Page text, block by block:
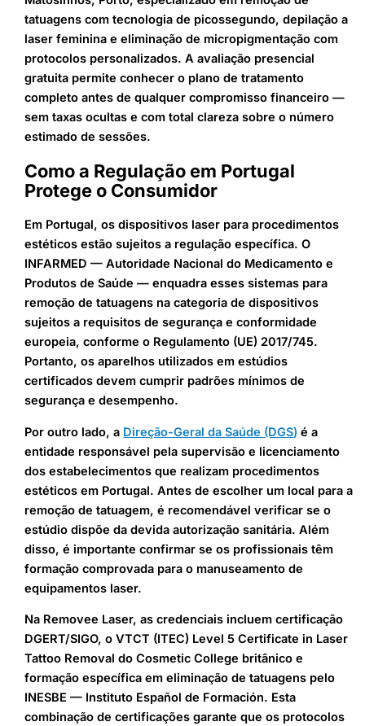
tatuagens com tecnologia de picossegundo, depilação a
laser feminina e eliminação de micropigmentação com
protocolos personalizados. A avaliação presencial
gratuita permite conhecer o plano de tratamento
completo antes de qualquer compromisso financeiro —
sem taxas ocultas e com total clareza sobre o número
estimado de sessões.
Como a Regulação em Portugal
Protege o Consumidor
Em Portugal, os dispositivos laser para procedimentos
estéticos estão sujeitos a regulação específica. O
INFARMED — Autoridade Nacional do Medicamento e
Produtos de Saúde — enquadra esses sistemas para
remoção de tatuagens na categoria de dispositivos
sujeitos a requisitos de segurança e conformidade
europeia, conforme o Regulamento (UE) 2017/745.
Portanto, os aparelhos utilizados em estúdios
certificados devem cumprir padrões mínimos de
segurança e desempenho.
Por outro lado, a Direção-Geral da Saúde (DGS) é a
entidade responsável pela supervisão e licenciamento
dos estabelecimentos que realizam procedimentos
estéticos em Portugal. Antes de escolher um local para a
remoção de tatuagem, é recomendável verificar se o
estúdio dispõe da devida autorização sanitária. Além
disso, é importante confirmar se os profissionais têm
formação comprovada para o manuseamento de
equipamentos laser.
Na Removee Laser, as credenciais incluem certificação
DGERT/SIGO, o VTCT (ITEC) Level 5 Certificate in Laser
Tattoo Removal do Cosmetic College britânico e
formação específica em eliminação de tatuagens pelo
INESBE — Instituto Español de Formación. Esta
combinação de certificações garante que os protocolos